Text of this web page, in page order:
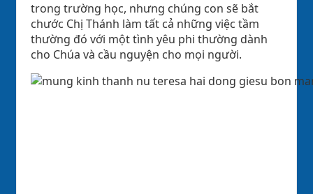
trong trường học, nhưng chúng con sẽ bắt
chước Chị Thánh làm tất cả những việc tầm
thường đó với một tình yêu phi thường dành
cho Chúa và cầu nguyện cho mọi người.